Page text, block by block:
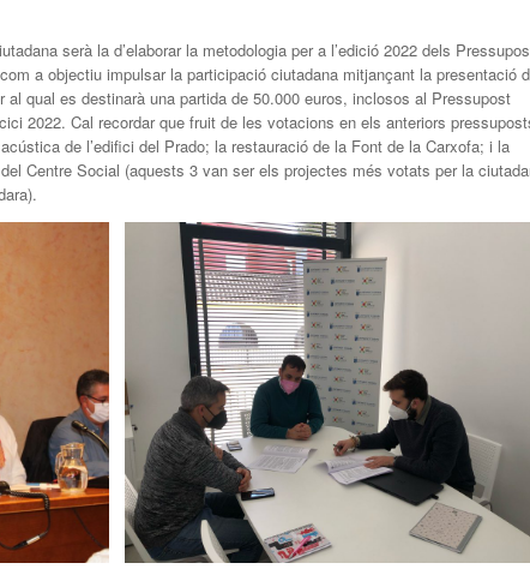
serà la d’elaborar la metodologia per a l’edició 2022 dels
a objectiu impulsar la participació ciutadana mitjançant la presentació
al qual es destinarà una partida de 50.000 euros, inclosos al Pressupost
2022. Cal recordar que fruit de les votacions en els anteriors
de l’edifici del Prado; la restauració de la Font de la Carxofa; i la
Centre Social (aquests 3 van ser els projectes més votats per la